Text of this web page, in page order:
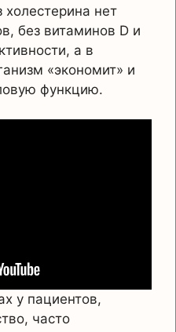
нет
без витаминов D и
а в
«экономит» и
функцию.
у пациентов,
часто